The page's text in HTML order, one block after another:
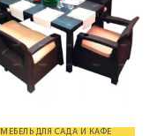
МЕБЕЛЬ ДЛЯ САДА И КАФЕ